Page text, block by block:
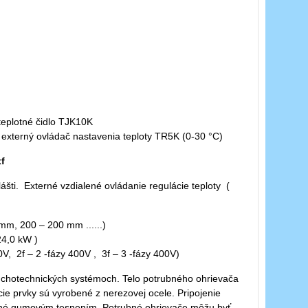
čidlo TJK10K
ovládač nastavenia teploty TR5K (0-30 °C)
Externé vzdialené ovládanie regulácie teploty (
mm, 200 – 200 mm ......)
kW )
2f – 2 -fázy 400V , 3f – 3 -fázy 400V)
systémoch. Telo potrubného ohrievača
prvky sú vyrobené z nerezovej ocele. Pripojenie